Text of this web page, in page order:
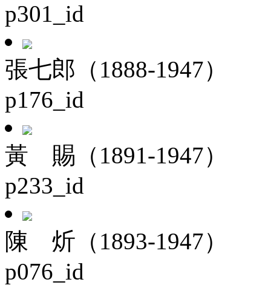
p301_id
張七郎（1888-1947）
p176_id
黃 賜（1891-1947）
p233_id
陳 炘（1893-1947）
p076_id